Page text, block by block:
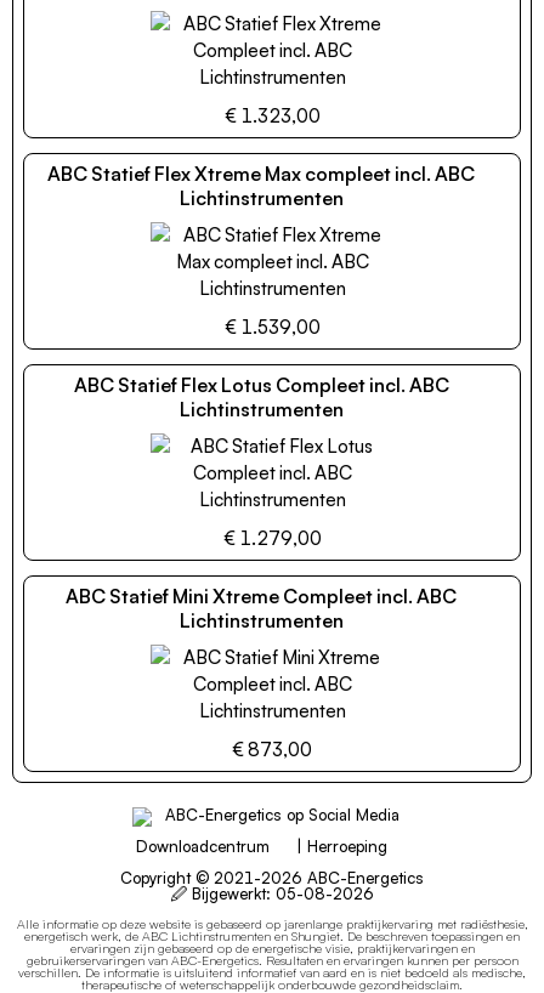
€ 1.323,00
ABC Statief Flex Xtreme Max compleet incl. ABC
Lichtinstrumenten
€ 1.539,00
ABC Statief Flex Lotus Compleet incl. ABC
Lichtinstrumenten
€ 1.279,00
ABC Statief Mini Xtreme Compleet incl. ABC
Lichtinstrumenten
€ 873,00
Downloadcentrum
Herroeping
Copyright © 2021-2026 ABC-Energetics
🖉 Bijgewerkt: 05-08-2026
Alle informatie op deze website is gebaseerd op jarenlange praktijkervaring met radiësthesie,
energetisch werk, de ABC Lichtinstrumenten en Shungiet. De beschreven toepassingen en
ervaringen zijn gebaseerd op de energetische visie, praktijkervaringen en
gebruikerservaringen van ABC-Energetics. Resultaten en ervaringen kunnen per persoon
verschillen. De informatie is uitsluitend informatief van aard en is niet bedoeld als medische,
therapeutische of wetenschappelijk onderbouwde gezondheidsclaim.